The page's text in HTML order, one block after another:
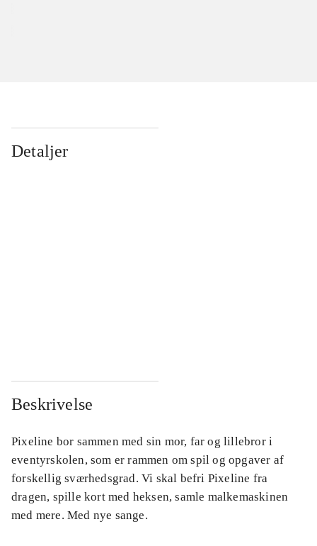
Detaljer
Beskrivelse
Pixeline bor sammen med sin mor, far og lillebror i
eventyrskolen, som er rammen om spil og opgaver af
forskellig sværhedsgrad. Vi skal befri Pixeline fra
dragen, spille kort med heksen, samle malkemaskinen
med mere. Med nye sange.